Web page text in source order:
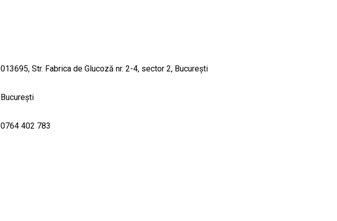
013695, Str. Fabrica de Glucoză nr. 2-4, sector 2, București
București
0764 402 783